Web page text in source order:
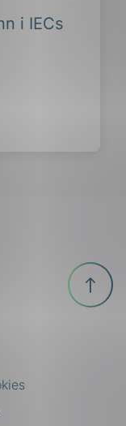
i IECs
Til
toppen